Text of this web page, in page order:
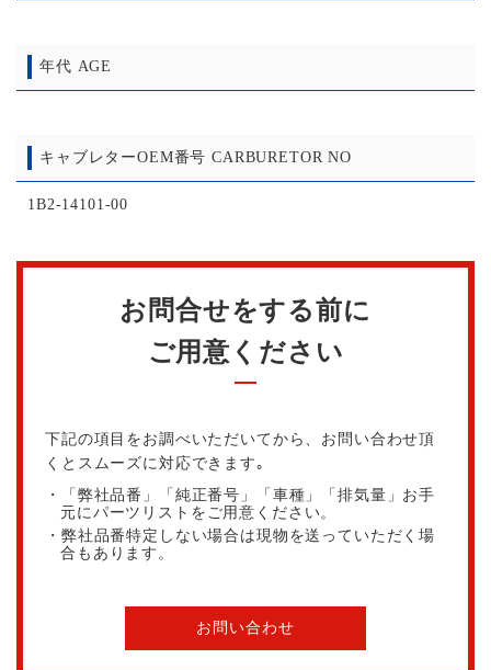
年代 AGE
キャブレターOEM番号 CARBURETOR NO
1B2-14101-00
お問合せをする前に
ご用意ください
下記の項目をお調べいただいてから、お問い合わせ頂
くとスムーズに対応できます｡
・「弊社品番」「純正番号」「車種」「排気量」お手
元にパーツリストをご用意ください。
・弊社品番特定しない場合は現物を送っていただく場
合もあります。
お問い合わせ